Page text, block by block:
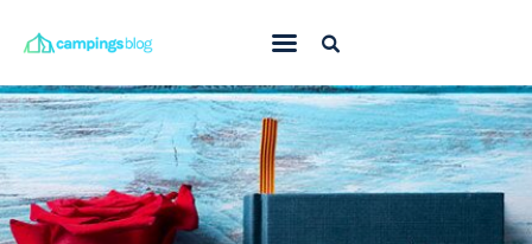
Amb mascota
En família
On anar